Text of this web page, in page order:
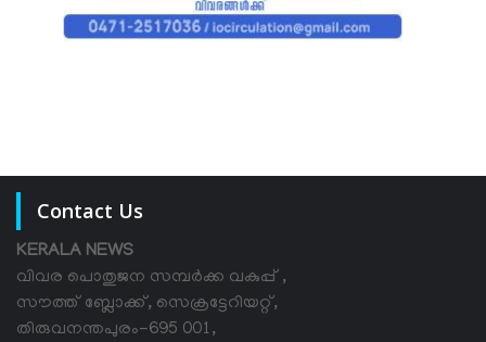
Contact Us
KERALA NEWS
വിവര പൊതുജന സമ്പര്‍ക്ക വകുപ്പ് ,
സൗത്ത് ബ്ലോക്ക്, സെക്രട്ടേറിയറ്റ്,
തിരുവനന്തപുരം-695 001,